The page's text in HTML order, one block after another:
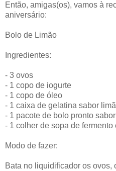
Então, amigas(os), vamos à
aniversário:
Bolo de Limão
Ingredientes:
- 3 ovos
- 1 copo de iogurte
- 1 copo de óleo
- 1 caixa de gelatina sabor
- 1 pacote de bolo pronto
- 1 colher de sopa de fermento
Modo de fazer:
Bata no liquidificador os ovos,